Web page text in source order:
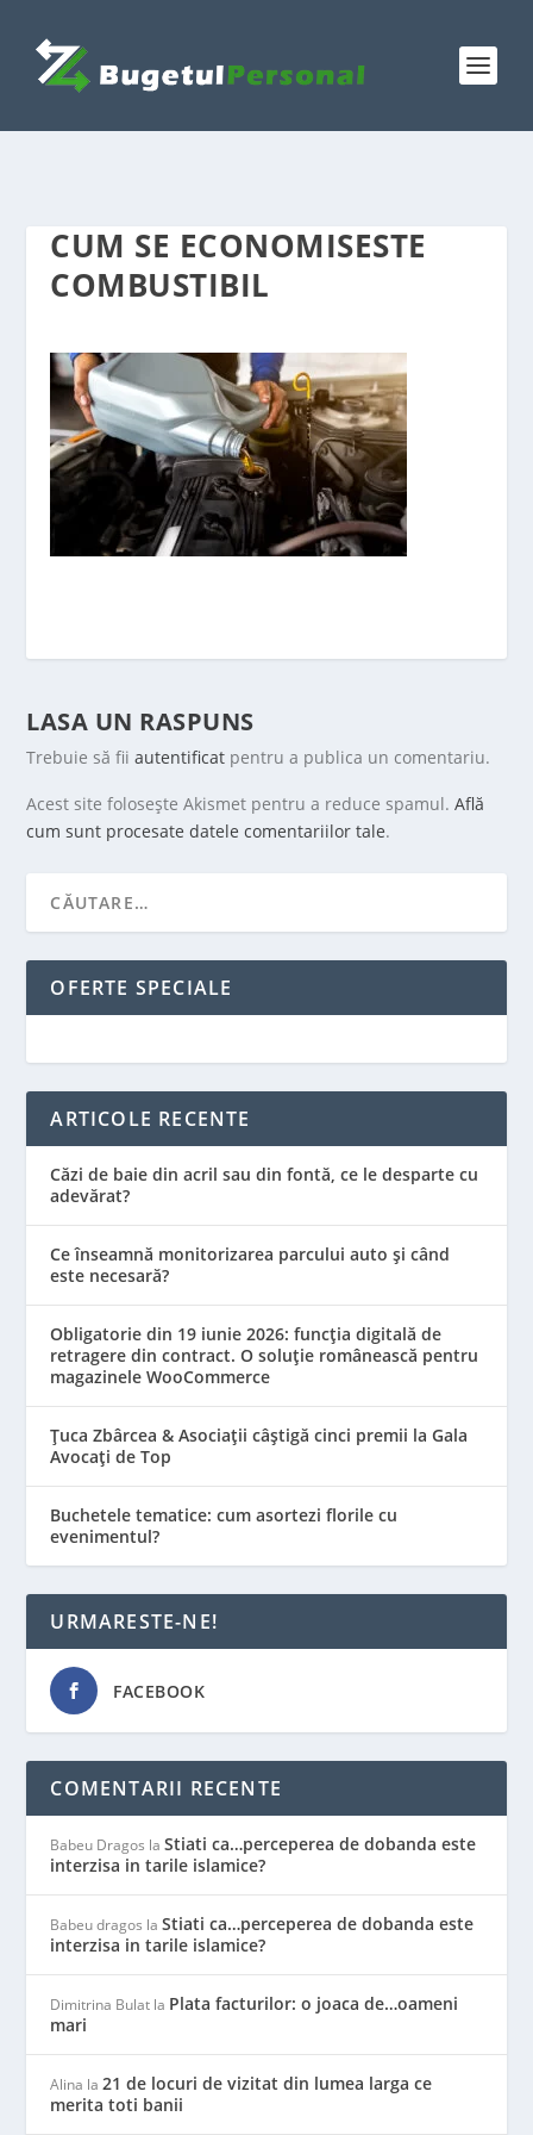
CUM SE ECONOMISESTE
COMBUSTIBIL
LASA UN RASPUNS
Trebuie să fiiautentificat pentru a publica un comentariu.
Acest site folosește Akismet pentru a reduce spamul.Află
cum sunt procesate datele comentariilor tale.
OFERTE SPECIALE
ARTICOLE RECENTE
Căzi de baie din acril sau din fontă, ce le desparte cu
adevărat?
Ce înseamnă monitorizarea parcului auto și când
este necesară?
Obligatorie din 19 iunie 2026: funcția digitală de
retragere din contract. O soluție românească pentru
magazinele WooCommerce
Țuca Zbârcea & Asociații câștigă cinci premii la Gala
Avocați de Top
Buchetele tematice: cum asortezi florile cu
evenimentul?
URMARESTE-NE!
FACEBOOK
COMENTARII RECENTE
Babeu Dragos laStiati ca…perceperea de dobanda este
interzisa in tarile islamice?
Babeu dragos laStiati ca…perceperea de dobanda este
interzisa in tarile islamice?
Dimitrina Bulat la Plata facturilor: o joaca de…oameni
mari
Alina la21 de locuri de vizitat din lumea larga ce
merita toti banii